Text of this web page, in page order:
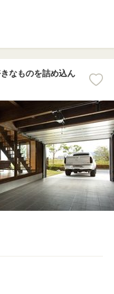
なものを詰め込ん